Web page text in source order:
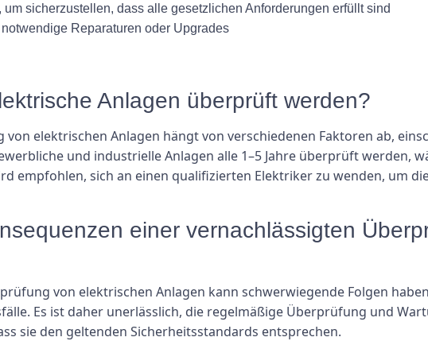
um sicherzustellen, dass alle gesetzlichen Anforderungen erfüllt sind
Reparaturen oder Upgrades
Anlagen überprüft werden?
elektrischen Anlagen hängt von verschiedenen Faktoren ab,
und industrielle Anlagen alle 1–5 Jahre überprüft werden,
empfohlen, sich an einen qualifizierten Elektriker zu wenden, um
einer vernachlässigten
von elektrischen Anlagen kann schwerwiegende Folgen
Es ist daher unerlässlich, die regelmäßige Überprüfung und
sie den geltenden Sicherheitsstandards entsprechen.